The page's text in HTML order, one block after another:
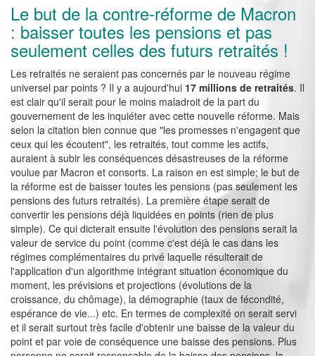
Le but de la contre-réforme de Macron
: baisser toutes les pensions et pas
seulement celles des futurs retraités !
Les retraités ne seraient pas concernés par le nouveau régime
universel par points ? Il y a aujourd'hui 17 millions de retraités. Il
est clair qu'il serait pour le moins maladroit de la part du
gouvernement de les inquiéter avec cette nouvelle réforme. Mais
selon la citation bien connue que "les promesses n'engagent que
ceux qui les écoutent", les retraités, tout comme les actifs,
auraient à subir les conséquences désastreuses de la réforme
voulue par Macron et consorts. La raison en est simple; le but de
la réforme est de baisser toutes les pensions (pas seulement les
pensions des futurs retraités). La première étape serait de
convertir les pensions déjà liquidées en points (rien de plus
simple). Ce qui dicterait ensuite l'évolution des pensions serait la
valeur de service du point (comme c'est déjà le cas dans les
régimes complémentaires du privé laquelle résulterait de
l'application d'un algorithme intégrant situation économique du
moment, les prévisions et projections (évolutions de la
croissance, du chômage), la démographie (taux de fécondité,
espérance de vie...) etc. En termes de complexité on serait servi
et il serait surtout très facile d'obtenir une baisse de la valeur du
point et par voie de conséquence une baisse des pensions. Plus